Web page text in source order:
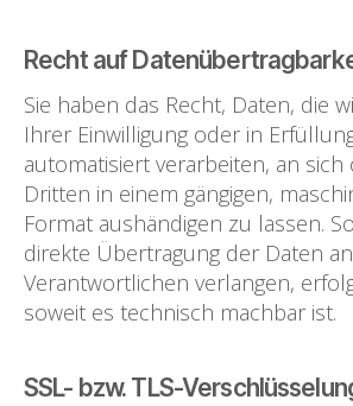
Recht auf
Sie haben das Recht, Daten, die
Ihrer Einwilligung oder in
automatisiert verarbeiten, an sich
Dritten in einem gängigen,
Format aushändigen zu lassen.
direkte Übertragung der Daten
Verantwortlichen verlangen,
soweit es technisch machbar ist.
SSL- bzw. TLS-